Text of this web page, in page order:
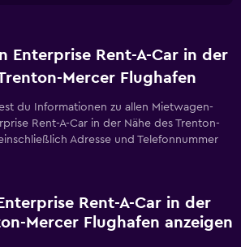
Enterprise Rent-A-Car in der
Mercer Flughafen
du Informationen zu allen Mietwagen-
Rent-A-Car in der Nähe des Trenton-
Adresse und Telefonnummer
Rent-A-Car in der
Mercer Flughafen anzeigen